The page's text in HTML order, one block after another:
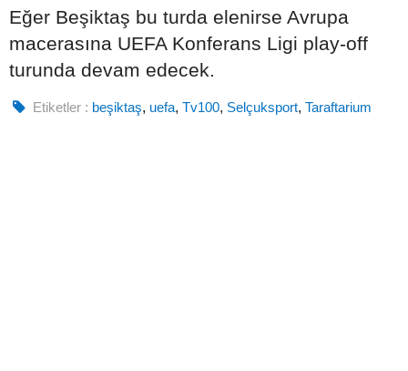
Eğer Beşiktaş bu turda elenirse Avrupa
macerasına UEFA Konferans Ligi play-off
turunda devam edecek.
Etiketler : beşiktaş, uefa,Tv100, Selçuksport,Taraftarium